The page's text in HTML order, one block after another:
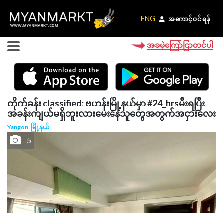
ENG အကောင့်ဝင်ရန်
ENG အကောင့်ဝင်ရန်
အခမဲ့ကြော်ငြာတင်ပါ
တိုက်ခန်း classified: ဗဟန်းမြို့နယ်မှာ #24_hrsမီးရပြီး
အခန်းကျယ်မရှိဘူးလားမေးနေသူတွေအတွက်အငှားလေး
Yangon, မြို့နယ်
5